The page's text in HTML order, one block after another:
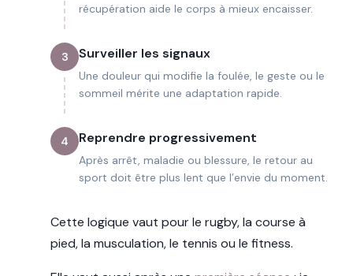
récupération aide le corps à mieux encaisser.
3 Surveiller les signaux
Une douleur qui modifie la foulée, le geste ou le
sommeil mérite une adaptation rapide.
4 Reprendre progressivement
Après arrêt, maladie ou blessure, le retour au
sport doit être plus lent que l’envie du moment.
Cette logique vaut pour le rugby, la course à
pied, la musculation, le tennis ou le fitness.